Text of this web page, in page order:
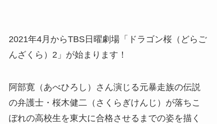
2021年4月からTBS日曜劇場「ドラゴン桜（どらご
んざくら）2」が始まります！
阿部寛（あべひろし）さん演じる元暴走族の伝説
の弁護士・桜木健二（さくらぎけんじ）が落ちこ
ぼれの高校生を東大に合格させるまでの姿を描く